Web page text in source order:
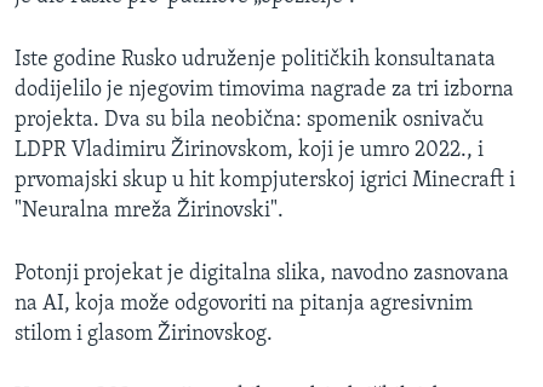
Iste godine Rusko udruženje političkih konsultanata
dodijelilo je njegovim timovima nagrade za tri izborna
projekta. Dva su bila neobična: spomenik osnivaču
LDPR Vladimiru Žirinovskom, koji je umro 2022., i
prvomajski skup u hit kompjuterskoj igrici Minecraft i
"Neuralna mreža Žirinovski".
Potonji projekat je digitalna slika, navodno zasnovana
na AI, koja može odgovoriti na pitanja agresivnim
stilom i glasom Žirinovskog.